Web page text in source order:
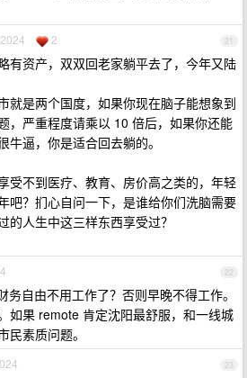
21
2
有资产，双双回老家躺平去了，今年又陆
就是两个国度，如果你现在脑子能想象到
，严重程度请乘以 10 倍后，如果你还能
牛逼，你是适合回去躺的。
受不到医疗、教育、房价高之类的，年轻
吧？扪心自问一下，是谁给你们洗脑需要
的人生中这三样东西享受过？
22
务自由不用工作了？否则早晚不得工作。
如果 remote 肯定沈阳最舒服，和一线城
民素质问题。
23